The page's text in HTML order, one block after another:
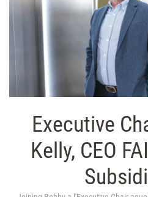
Executive
Kelly, CEO